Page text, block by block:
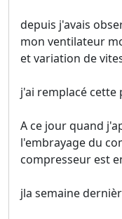
depuis j'avais
mon ventilateur
et variation de
j'ai remplacé cette
A ce jour quand
l'embrayage du
compresseur est
jla semaine